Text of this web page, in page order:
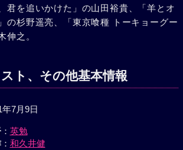
君を追いかけた」の山田裕貴、「羊とオ
の杉野遥亮、「東京喰種 トーキョーグー
伸之。
ト、その他基本情報
年7月9日
： 英勉
： 和久井健